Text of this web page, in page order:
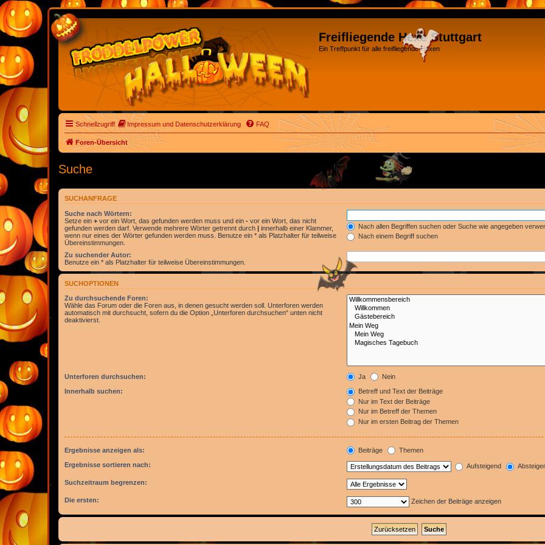
Freifliegende Hexe Stuttgart
Ein Treffpunkt für alle freifliegende Hexen
Schnellzugriff Impressum und Datenschutzerklärung FAQ
Foren-Übersicht
Suche
SUCHANFRAGE
Suche nach Wörtern:
Setze ein + vor ein Wort, das gefunden werden muss und ein - vor ein Wort, das nicht
gefunden werden darf. Verwende mehrere Wörter getrennt durch | innerhalb einer Klammer,
wenn nur eines der Wörter gefunden werden muss. Benutze ein * als Platzhalter für teilweise
Übereinstimmungen.
Nach allen Begriffen suchen oder Suche wie angegeben
Nach einem Begriff suchen
Zu suchender Autor:
Benutze ein * als Platzhalter für teilweise Übereinstimmungen.
SUCHOPTIONEN
Zu durchsuchende Foren:
Wähle das Forum oder die Foren aus, in denen gesucht werden soll. Unterforen werden
automatisch mit durchsucht, sofern du die Option „Unterforen durchsuchen“ unten nicht
deaktivierst.
Unterforen durchsuchen: Ja Nein
Innerhalb suchen:
Betreff und Text der Beiträge
Nur im Text der Beiträge
Nur im Betreff der Themen
Nur im ersten Beitrag der Themen
Ergebnisse anzeigen als: Beiträge Themen
Ergebnisse sortieren nach: Aufsteigend
Suchzeitraum begrenzen:
Die ersten: Zeichen der Beiträge anzeigen